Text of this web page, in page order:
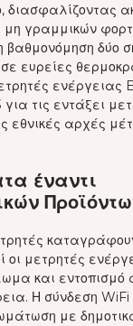
διασφαλίζοντας
μη γραμμικών
βαθμονόμηση δύο
ευρείες
ενέργειας
τις εντάξει
εθνικές αρχές
έναντι
οι μετρητές
και
Η σύνδεση
με